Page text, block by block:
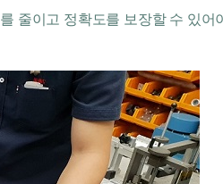
줄이고 정확도를 보장할 수 있어